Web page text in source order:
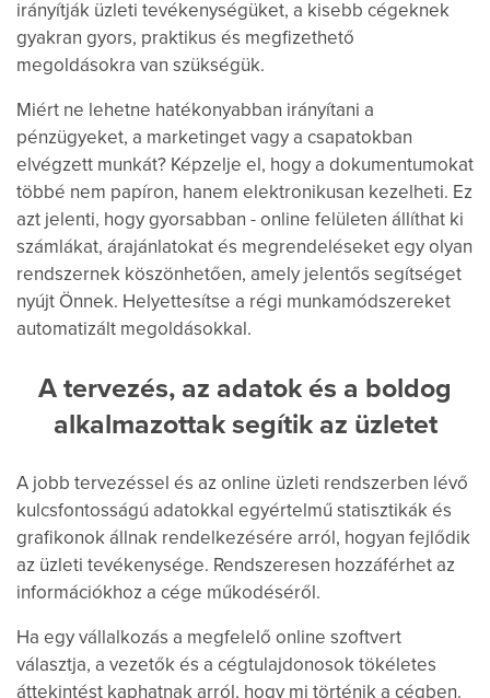
irányítják üzleti tevékenységüket, a kisebb cégeknek
gyakran gyors, praktikus és megfizethető
megoldásokra van szükségük.
Miért ne lehetne hatékonyabban irányítani a
pénzügyeket, a marketinget vagy a csapatokban
elvégzett munkát? Képzelje el, hogy a dokumentumokat
többé nem papíron, hanem elektronikusan kezelheti. Ez
azt jelenti, hogy gyorsabban - online felületen állíthat ki
számlákat, árajánlatokat és megrendeléseket egy olyan
rendszernek köszönhetően, amely jelentős segítséget
nyújt Önnek. Helyettesítse a régi munkamódszereket
automatizált megoldásokkal.
A tervezés, az adatok és a boldog
alkalmazottak segítik az üzletet
A jobb tervezéssel és az online üzleti rendszerben lévő
kulcsfontosságú adatokkal egyértelmű statisztikák és
grafikonok állnak rendelkezésére arról, hogyan fejlődik
az üzleti tevékenysége. Rendszeresen hozzáférhet az
információkhoz a cége műkodéséről.
Ha egy vállalkozás a megfelelő online szoftvert
választja, a vezetők és a cégtulajdonosok tökéletes
áttekintést kaphatnak arról, hogy mi történik a cégben.